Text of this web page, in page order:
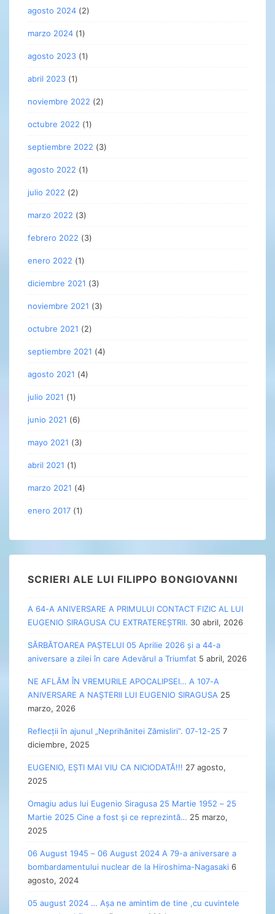
agosto 2024 (2)
marzo 2024 (1)
agosto 2023 (1)
abril 2023 (1)
noviembre 2022 (2)
octubre 2022 (1)
septiembre 2022 (3)
agosto 2022 (1)
julio 2022 (2)
marzo 2022 (3)
febrero 2022 (3)
enero 2022 (1)
diciembre 2021 (3)
noviembre 2021 (3)
octubre 2021 (2)
septiembre 2021 (4)
agosto 2021 (4)
julio 2021 (1)
junio 2021 (6)
mayo 2021 (3)
abril 2021 (1)
marzo 2021 (4)
enero 2017 (1)
SCRIERI ALE LUI FILIPPO BONGIOVANNI
A 64-A ANIVERSARE A PRIMULUI CONTACT FIZIC AL LUI
EUGENIO SIRAGUSA CU EXTRATEREȘTRII. 30 abril, 2026
SĂRBĂTOAREA PAȘTELUI 05 Aprilie 2026 și a 44-a
aniversare a zilei în care Adevărul a Triumfat 5 abril, 2026
NE AFLĂM ÎN VREMURILE APOCALIPSEI… A 107-A
ANIVERSARE A NAȘTERII LUI EUGENIO SIRAGUSA 25
marzo, 2026
Reflecții în ajunul „Neprihănitei Zămisliri”. 07-12-25 7
diciembre, 2025
EUGENIO, EȘTI MAI VIU CA NICIODATĂ!!! 27 agosto,
2025
Omagiu adus lui Eugenio Siragusa 25 Martie 1952 – 25
Martie 2025 Cine a fost și ce reprezintă… 25 marzo,
2025
06 August 1945 – 06 August 2024 A 79-a aniversare a
bombardamentului nuclear de la Hiroshima-Nagasaki 6
agosto, 2024
05 august 2024 … Așa ne amintim de tine ,cu cuvintele